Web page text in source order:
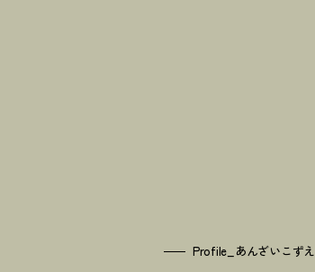
Profile_あんざいこずえ